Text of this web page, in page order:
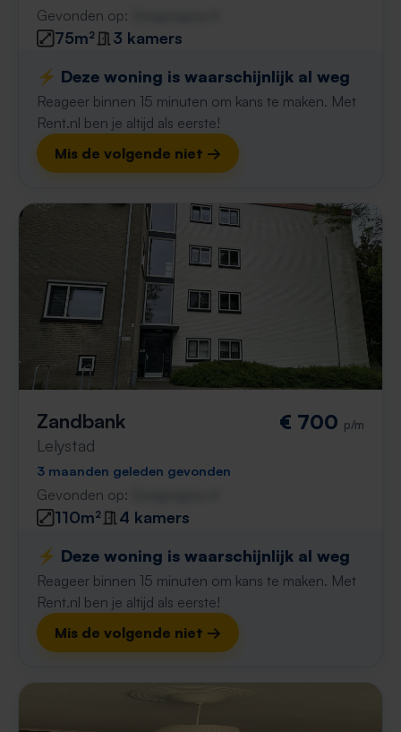
Gevonden op:
75m²
3 kamers
⚡️ Deze woning is waarschijnlijk al weg
Reageer binnen 15 minuten om kans te maken. Met
Rent.nl ben je altijd als eerste!
Mis de volgende niet →
Zandbank
Lelystad
€ 700 p/m
3 maanden geleden gevonden
Gevonden op:
110m²
4 kamers
⚡️ Deze woning is waarschijnlijk al weg
Reageer binnen 15 minuten om kans te maken. Met
Rent.nl ben je altijd als eerste!
Mis de volgende niet →